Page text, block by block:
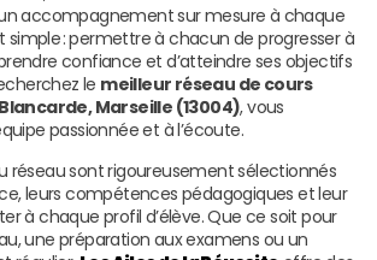
accompagnement sur mesure à chaque
simple : permettre à chacun de progresser à
confiance et d’atteindre ses objectifs
le meilleur réseau de cours
Marseille (13004), vous
passionnée et à l’écoute.
réseau sont rigoureusement sélectionnés
leurs compétences pédagogiques et leur
à chaque profil d’élève. Que ce soit pour
une préparation aux examens ou un